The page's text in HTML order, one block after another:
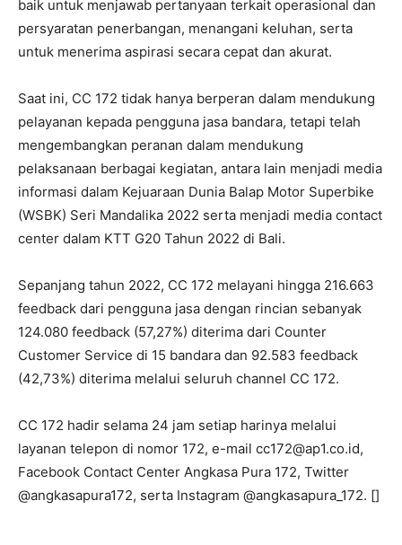
baik untuk menjawab pertanyaan terkait operasional dan
persyaratan penerbangan, menangani keluhan, serta
untuk menerima aspirasi secara cepat dan akurat.
Saat ini, CC 172 tidak hanya berperan dalam mendukung
pelayanan kepada pengguna jasa bandara, tetapi telah
mengembangkan peranan dalam mendukung
pelaksanaan berbagai kegiatan, antara lain menjadi media
informasi dalam Kejuaraan Dunia Balap Motor Superbike
(WSBK) Seri Mandalika 2022 serta menjadi media contact
center dalam KTT G20 Tahun 2022 di Bali.
Sepanjang tahun 2022, CC 172 melayani hingga 216.663
feedback dari pengguna jasa dengan rincian sebanyak
124.080 feedback (57,27%) diterima dari Counter
Customer Service di 15 bandara dan 92.583 feedback
(42,73%) diterima melalui seluruh channel CC 172.
CC 172 hadir selama 24 jam setiap harinya melalui
layanan telepon di nomor 172, e-mail cc172@ap1.co.id,
Facebook Contact Center Angkasa Pura 172, Twitter
@angkasapura172, serta Instagram @angkasapura_172. []